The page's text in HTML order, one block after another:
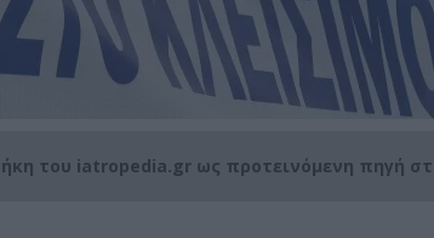
του iatropedia.gr ως προτεινόμενη πηγή